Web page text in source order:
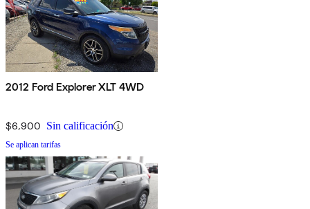
2012 Ford Explorer XLT 4WD
$6,900 Sin calificación
Se aplican tarifas